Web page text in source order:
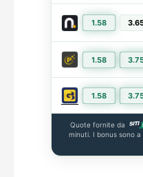
1.58
1.58
1.58
Quote fornite da
minuti. I bonus sono